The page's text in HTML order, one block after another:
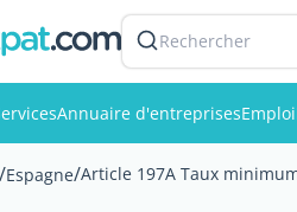
Rechercher
Annuaire d'entreprisesEmploi
/Espagne/Article 197A Taux